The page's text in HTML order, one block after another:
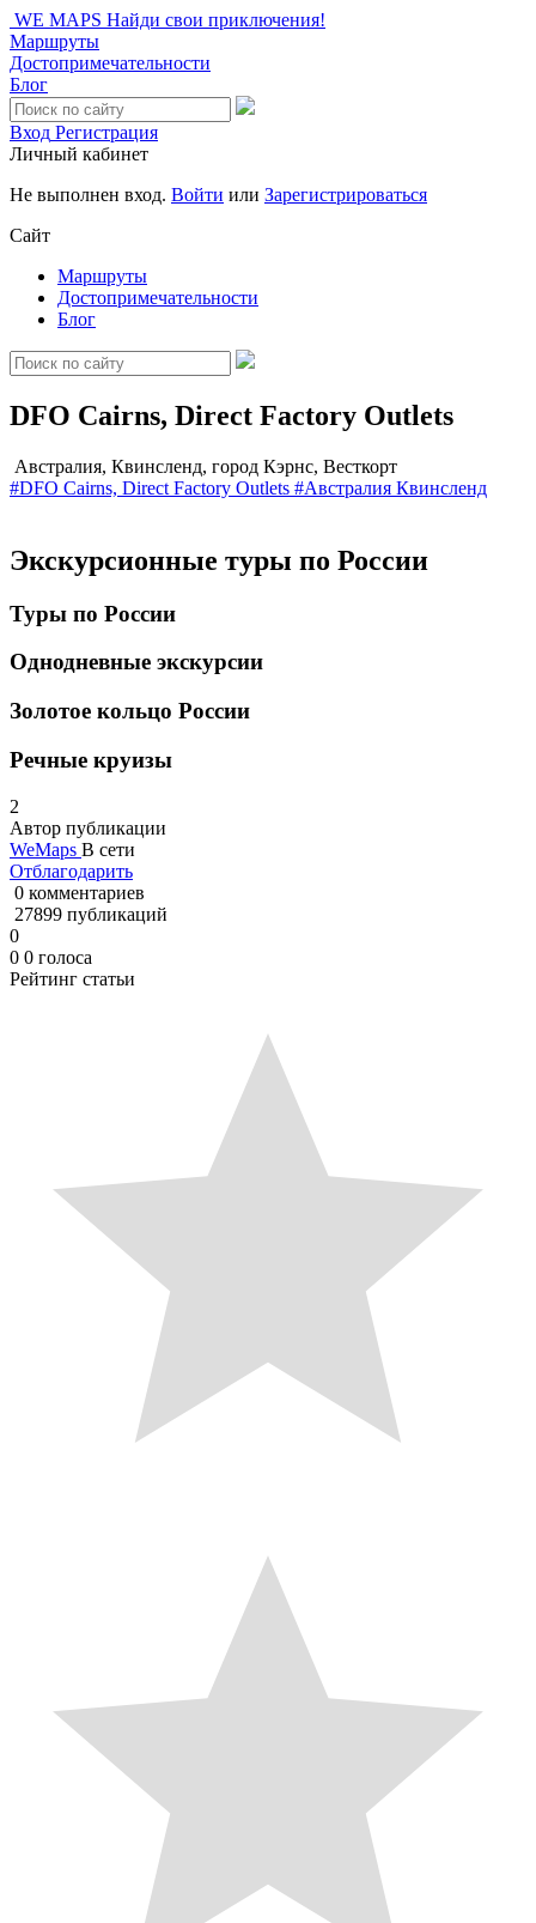
WE MAPS Найди свои приключения!
Маршруты
Достопримечательности
Блог
Вход Регистрация
Личный кабинет
Не выполнен вход. Войти или Зарегистрироваться
Сайт
Маршруты
Достопримечательности
Блог
DFO Cairns, Direct Factory Outlets
Австралия, Квинсленд, город Кэрнс, Весткорт
#DFO Cairns, Direct Factory Outlets #Австралия Квинсленд
Экскурсионные туры по России
Туры по России
Однодневные экскурсии
Золотое кольцо России
Речные круизы
2
Автор публикации
WeMaps В сети
Отблагодарить
0 комментариев
27899 публикаций
0
0 0 голоса
Рейтинг статьи